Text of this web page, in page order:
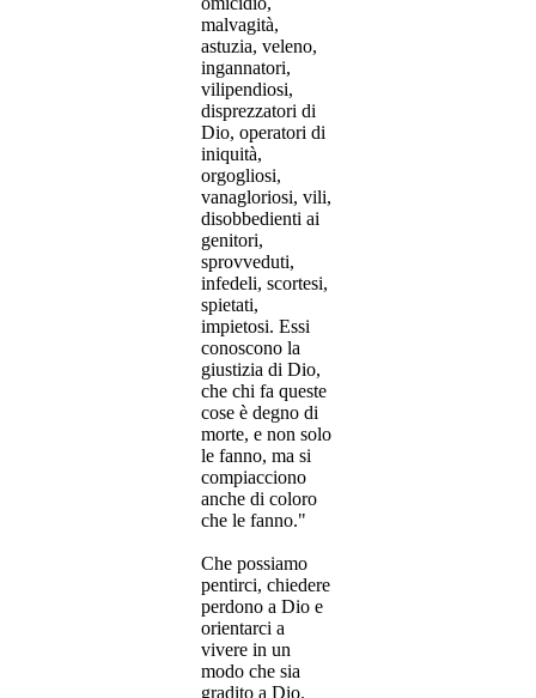
malvagità,
astuzia, veleno,
ingannatori,
vilipendiosi,
disprezzatori di
Dio, operatori di
iniquità,
orgogliosi,
vanagloriosi, vili,
disobbedienti ai
genitori,
sprovveduti,
infedeli, scortesi,
spietati,
impietosi. Essi
conoscono la
giustizia di Dio,
che chi fa queste
cose è degno di
morte, e non solo
le fanno, ma si
compiacciono
anche di coloro
che le fanno."
Che possiamo
pentirci, chiedere
perdono a Dio e
orientarci a
vivere in un
modo che sia
gradito a Dio.